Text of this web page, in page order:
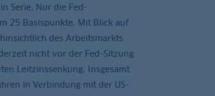
Serie. Nur die Fed-
25 Basispunkte. Mit Blick auf
des Arbeitsmarkts
nicht vor der Fed-Sitzung
Leitzinssenkung. Insgesamt
in Verbindung mit der US-